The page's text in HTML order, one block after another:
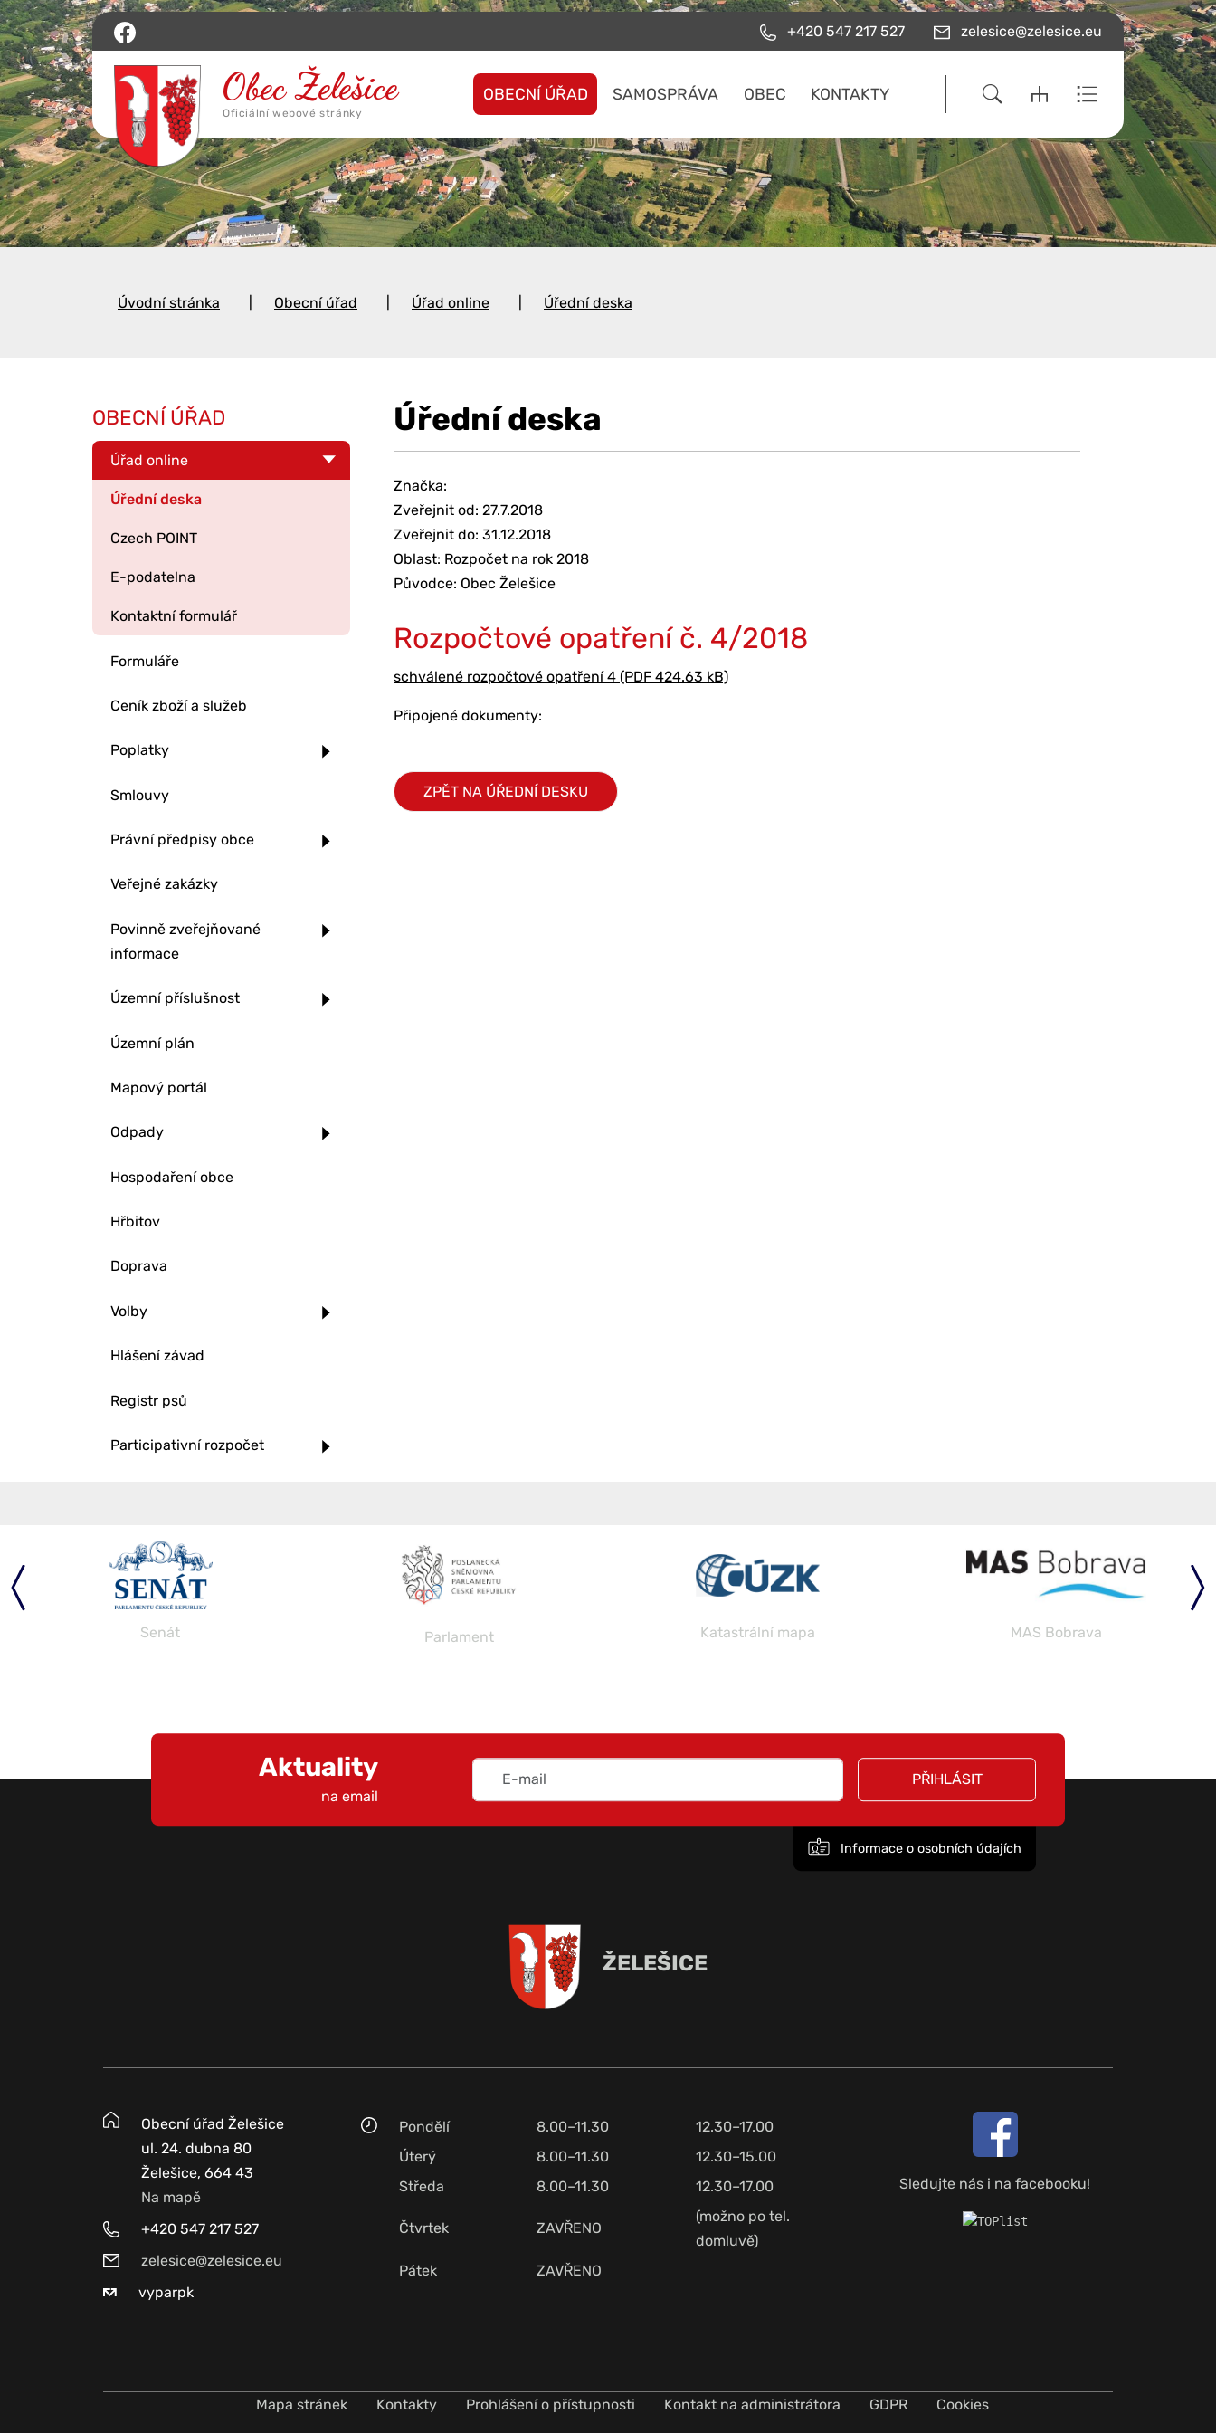
+420 547 217 527 zelesice@zelesice.eu
OBECNÍ ÚŘAD SAMOSPRÁVA OBEC KONTAKTY
Úvodní stránka Obecní úřad Úřad online Úřední deska
Úřední deska
Značka:
Zveřejnit od: 27.7.2018
Zveřejnit do: 31.12.2018
Oblast: Rozpočet na rok 2018
Původce: Obec Želešice
Rozpočtové opatření č. 4/2018
schválené rozpočtové opatření 4 (PDF 424.63 kB)
Připojené dokumenty:
ZPĚT NA ÚŘEDNÍ DESKU
OBECNÍ ÚŘAD
Úřad online
Úřední deska
Czech POINT
E-podatelna
Kontaktní formulář
Formuláře
Ceník zboží a služeb
Poplatky
Smlouvy
Právní předpisy obce
Veřejné zakázky
Povinně zveřejňované
informace
Územní příslušnost
Územní plán
Mapový portál
Odpady
Hospodaření obce
Hřbitov
Doprava
Volby
Hlášení závad
Registr psů
Participativní rozpočet
Senát Parlament Katastrální mapa MAS Bobrava
Aktuality
na email
PŘIHLÁSIT
Informace o osobních údajích
ŽELEŠICE
Obecní úřad Želešice
ul. 24. dubna 80
Želešice, 664 43
Na mapě
+420 547 217 527
zelesice@zelesice.eu
vyparpk
Pondělí 8.00–11.30
12.30–17.00
Úterý
8.00–11.30
12.30–15.00
Středa
8.00–11.30 12.30–17.00
Čtvrtek ZAVŘENO
(možno po tel.
domluvě)
Pátek
ZAVŘENO
Sledujte nás i na facebooku!
Mapa stránek Kontakty Prohlášení o přístupnosti Kontakt na administrátora GDPR Cookies